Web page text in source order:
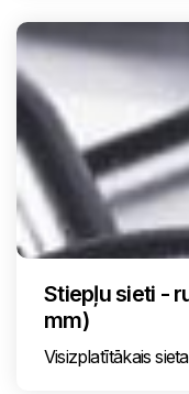
Stiepļu sieti -
mm)
Visizplatītākais